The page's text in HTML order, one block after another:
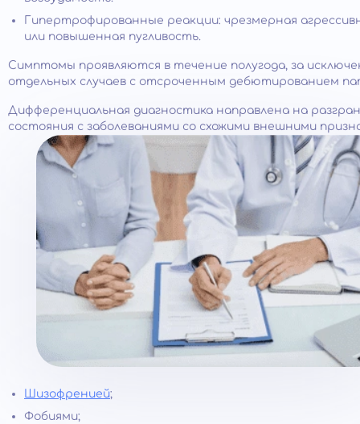
Гипертрофированные реакции: чрезмерная
или повышенная пугливость.
Симптомы проявляются в течение полугода, за
отдельных случаев с отсроченным дебютированием
Дифференциальная диагностика направлена на
состояния с заболеваниями со схожими внешними
Шизофренией;
Фобиями;